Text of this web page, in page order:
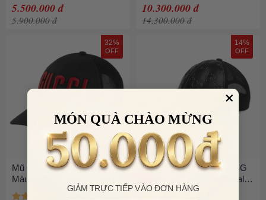
5.500.000 đ
5.900.000 đ
10.300.000 đ
14.300.000 đ
32%
OFF
Mũ Gucci Logo Patch Cap
Màu Đen Đỏ Size M N-TH
14%
OFF
Mũ Gucci Off The Grid GG
Supreme Canvas Baseball
Cap Màu Đen Size M
MÓN QUÀ CHÀO MỪNG
GIẢM TRỰC TIẾP VÀO ĐƠN HÀNG